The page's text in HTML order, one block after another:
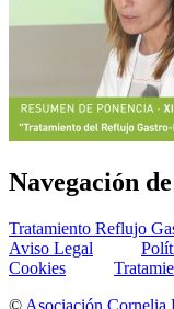
Navegación
Tratamiento Reflujo
Aviso Legal
Cookies
© Asociación Cornelia